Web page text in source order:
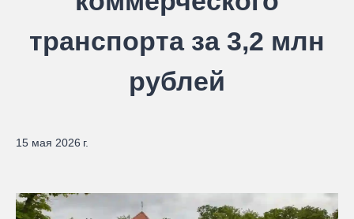
транспорта за 3,2 млн
рублей
15 мая 2026 г.